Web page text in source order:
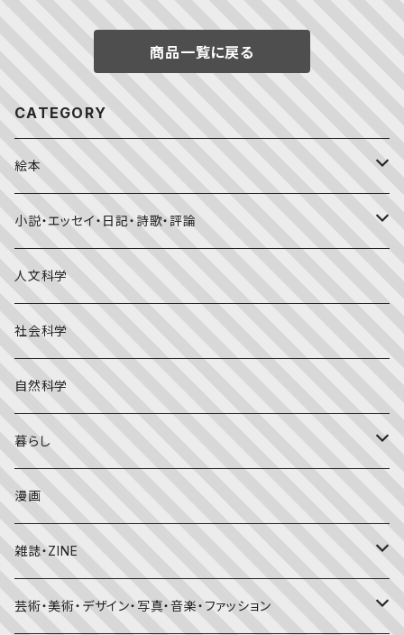
商品一覧に戻る
CATEGORY
絵本
福音館書店月刊誌
こどものとも0.1.2
こどものとも年少版
かがくのとも
その他の月刊誌
おはなしプーカ
チャイルドブックアップル（2・3歳～）
日本の絵本
外国の絵本
昔話・民話
日本の昔話・民話
外国の昔話・民話
おばけ・妖怪・こわい絵本
のりもの絵本
知識の本・図鑑
小説・エッセイ・日記・詩歌・評論
日本文学
詩・短歌・俳句・ことば
評論
エッセイ・日記
海外文学
人文科学
社会科学
自然科学
暮らし
食・料理
住まい・インテリア
体・健康
漫画
雑誌・ZINE
雑誌
芸術・美術・デザイン・写真・音楽・ファッション